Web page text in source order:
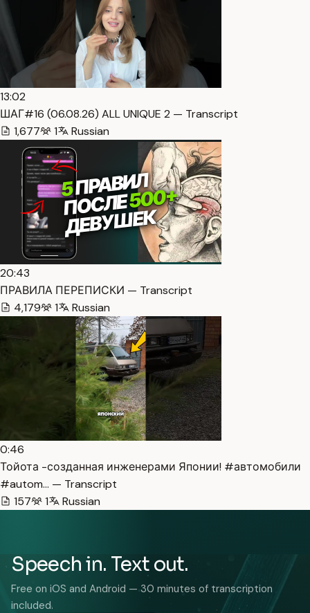
13:02
ШАГ#16 (06.08.26) ALL UNIQUE 2 — Transcript
1,677
1 Russian
20:43
ПРАВИЛА ПЕРЕПИСКИ — Transcript
4,179
1 Russian
0:46
Тойота -созданная инженерами Японии! #автомобили
#autom… — Transcript
157
1 Russian
Speech in. Text out.
Free on iOS and Android — 30 minutes of transcription
included.